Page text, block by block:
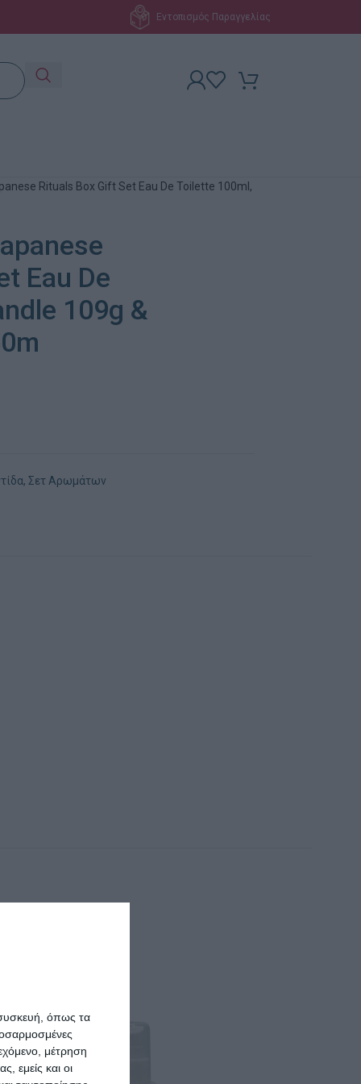
όπως τα
μέτρηση
εμείς και οι
Εντοπισμός Παραγγελίας
Rituals Box Gift Set Eau De Toilette 100ml,
Eau De
109g &
, Σετ Αρωμάτων